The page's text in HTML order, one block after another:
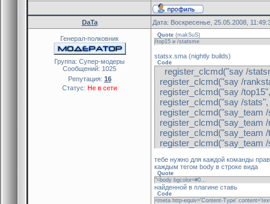
DaTa Дата: Воскресенье, 25.05.2008,
Генерал-полковник
Группа: Cупер-модеры
Сообщений: 1025
Репутация: 16
Статус: Не в сети
Quote (makSuS)
/top15 и /statsme
statsx.sma (nightly builds)
Code
register_clcmd("say /
register_clcmd("say /
register_clcmd("say /
register_clcmd("say /
register_clcmd("say_team
register_clcmd("say_team
register_clcmd("say_team
register_clcmd("say_team
тебе нужно для каждой команды
каждым тегом body в строке вида
Quote
"<body bgcolor=#0...
найденной в плагине ставь
Code
<meta http-equiv='Content-Type'